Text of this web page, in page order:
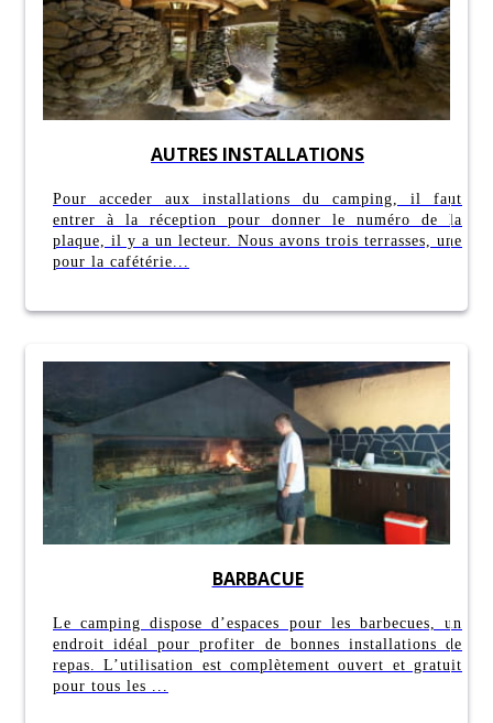
AUTRES INSTALLATIONS
Pour acceder aux installations du camping, il faut
entrer à la réception pour donner le numéro de la
plaque, il y a un lecteur. Nous avons trois terrasses, une
pour la cafétérie...
BARBACUE
Le camping dispose d’espaces pour les barbecues, un
endroit idéal pour profiter de bonnes installations de
repas. L’utilisation est complètement ouvert et gratuit
pour tous les ...